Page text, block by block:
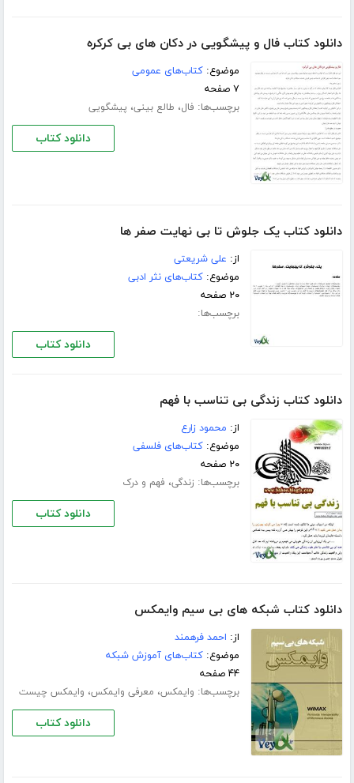
دانلود کتاب فال و پیشگویی در دکان های بی کرکره
موضوع:کتاب‌های عمومی
۷ صفحه
برچسب‌ها: فال، طالع بینی، پیشگویی
دانلود کتاب
دانلود کتاب یک جلوش تا بی نهایت صفر ها
از: علی شریعتی
موضوع:کتاب‌های نثر ادبی
۲۰ صفحه
برچسب‌ها:
دانلود کتاب
دانلود کتاب زندگی بی تناسب با فهم
از: محمود زارع
موضوع:کتاب‌های فلسفی
۲۰ صفحه
برچسب‌ها: زندگی، فهم و درک
دانلود کتاب
دانلود کتاب شبکه های بی سیم وایمکس
از: احمد فرهمند
موضوع:کتاب‌های آموزش شبکه
۴۴ صفحه
برچسب‌ها: وایمکس، معرفی وایمکس، وایمکس چیست
دانلود کتاب